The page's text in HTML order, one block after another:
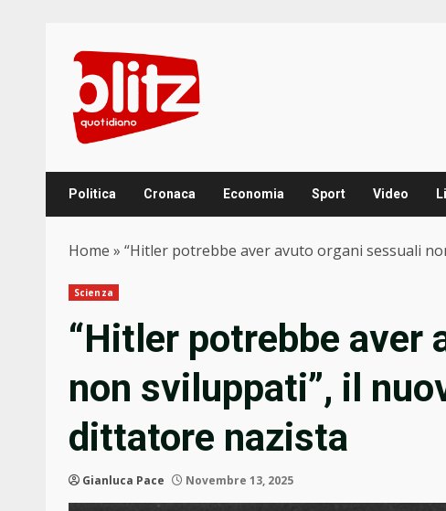
content
Politica Cronaca Economia Sport Video
Home » “Hitler potrebbe aver avuto organi sessuali
Scienza
“Hitler potrebbe aver
non sviluppati”, il
dittatore nazista
Gianluca Pace Novembre 13, 2025